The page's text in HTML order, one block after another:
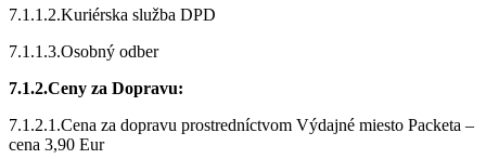
7.1.1.2.Kuriérska služba DPD
7.1.1.3.Osobný odber
7.1.2.Ceny za Dopravu:
7.1.2.1.Cena za dopravu prostredníctvom Výdajné miesto Packeta –
cena 3,90 Eur